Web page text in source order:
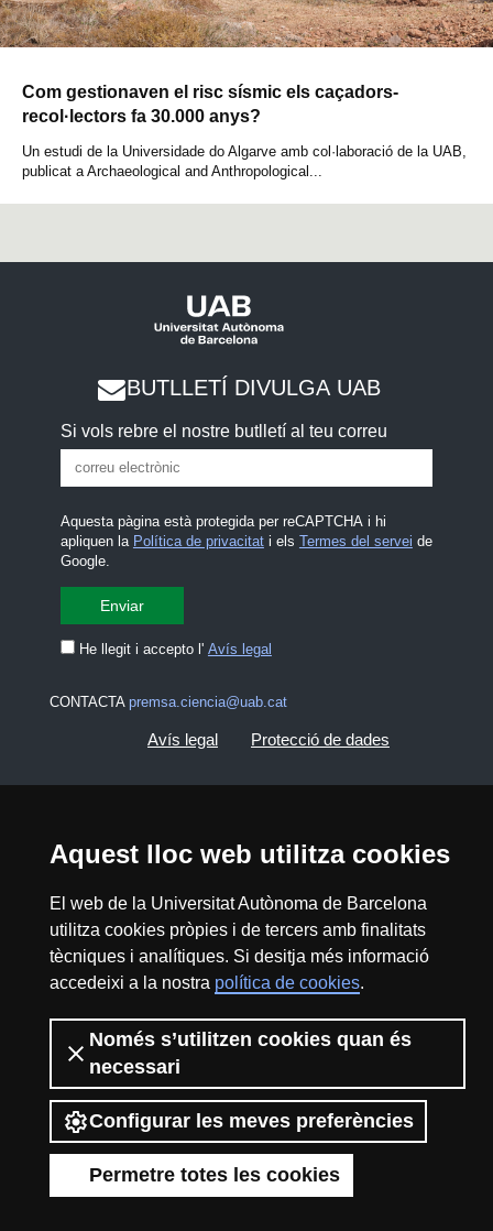
Aquest lloc web utilitza cookies
El web de la Universitat Autònoma de Barcelona
utilitza cookies pròpies i de tercers amb finalitats
tècniques i analítiques. Si desitja més informació
accedeixi a la nostra política de cookies.
Només s’utilitzen cookies quan és
necessari
Configurar les meves preferències
Permetre totes les cookies
Com gestionaven el risc sísmic els caçadors-
recol·lectors fa 30.000 anys?
Un estudi de la Universidade do Algarve amb col·laboració de la UAB,
publicat a Archaeological and Anthropological...
BUTLLETÍ DIVULGA UAB
Si vols rebre el nostre butlletí al teu correu
Aquesta pàgina està protegida per reCAPTCHA i hi
apliquen la Política de privacitati els Termes del servei de
Google.
He llegit i accepto l' Avís legal
CONTACTA premsa.ciencia@uab.cat
Avís legal Protecció de dades
Mapa del web UAB
2026 Divulga UAB - Creative Commons
Reconeixement - No Comercial (CC BY NC) -
ISSN: 2014-6388